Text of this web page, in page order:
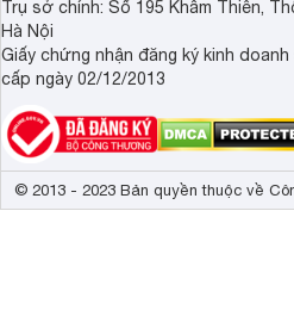
Trụ sở chính: Số 195 Khâm Thiên,
Hà Nội
Giấy chứng nhận đăng ký kinh doanh
cấp ngày 02/12/2013
© 2013 - 2023 Bản quyền thuộc về